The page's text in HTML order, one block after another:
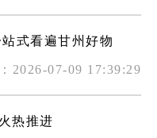
式看遍甘州好物
2026-07-09 17:39:29
热推进